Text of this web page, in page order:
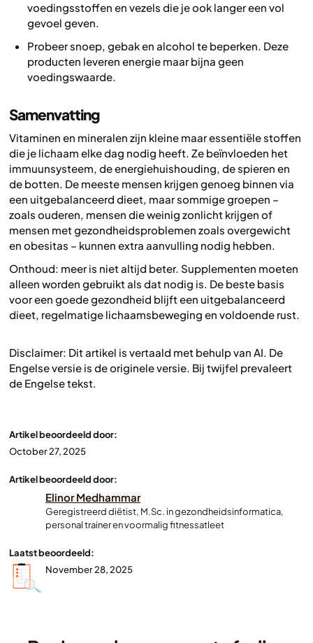
voedingsstoffen en vezels die je ook langer een vol
gevoel geven.
Probeer snoep, gebak en alcohol te beperken. Deze
producten leveren energie maar bijna geen
voedingswaarde.
Samenvatting
Vitaminen en mineralen zijn kleine maar essentiële stoffen
die je lichaam elke dag nodig heeft. Ze beïnvloeden het
immuunsysteem, de energiehuishouding, de spieren en
de botten. De meeste mensen krijgen genoeg binnen via
een uitgebalanceerd dieet, maar sommige groepen –
zoals ouderen, mensen die weinig zonlicht krijgen of
mensen met gezondheidsproblemen zoals overgewicht
en obesitas – kunnen extra aanvulling nodig hebben.
Onthoud: meer is niet altijd beter. Supplementen moeten
alleen worden gebruikt als dat nodig is. De beste basis
voor een goede gezondheid blijft een uitgebalanceerd
dieet, regelmatige lichaamsbeweging en voldoende rust.
Disclaimer: Dit artikel is vertaald met behulp van AI. De
Engelse versie is de originele versie. Bij twijfel prevaleert
de Engelse tekst.
Artikel beoordeeld door:
October 27, 2025
Artikel beoordeeld door:
Elinor Medhammar
Geregistreerd diëtist, M.Sc. in gezondheidsinformatica,
personal trainer en voormalig fitnessatleet
Laatst beoordeeld:
November 28, 2025